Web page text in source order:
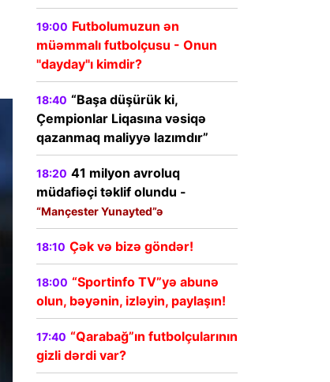
19:00 Futbolumuzun ən
müəmmalı futbolçusu - Onun
"dayday"ı kimdir?
18:40 “Başa düşürük ki,
Çempionlar Liqasına vəsiqə
qazanmaq maliyyə lazımdır”
18:20 41 milyon avroluq
müdafiəçi təklif olundu -
“Mançester Yunayted”ə
18:10 Çək və bizə göndər!
18:00 “Sportinfo TV”yə abunə
olun, bəyənin, izləyin, paylaşın!
17:40 “Qarabağ”ın futbolçularının
gizli dərdi var?